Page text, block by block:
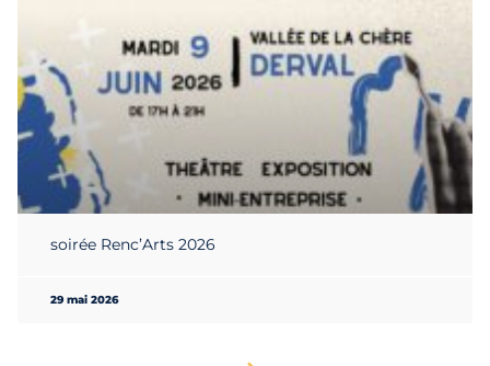
soirée Renc’Arts 2026
29 mai 2026